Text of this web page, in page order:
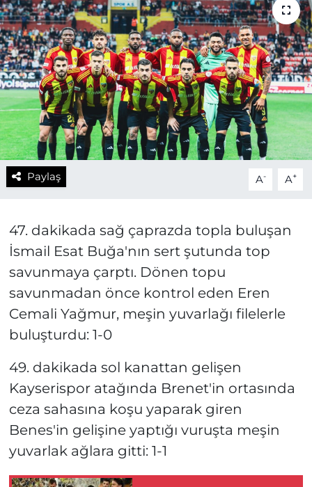
Paylaş A- A+
47. dakikada sağ çaprazda topla buluşan
İsmail Esat Buğa'nın sert şutunda top
savunmaya çarptı. Dönen topu
savunmadan önce kontrol eden Eren
Cemali Yağmur, meşin yuvarlağı filelerle
buluşturdu: 1-0
49. dakikada sol kanattan gelişen
Kayserispor atağında Brenet'in ortasında
ceza sahasına koşu yaparak giren
Benes'in gelişine yaptığı vuruşta meşin
yuvarlak ağlara gitti: 1-1